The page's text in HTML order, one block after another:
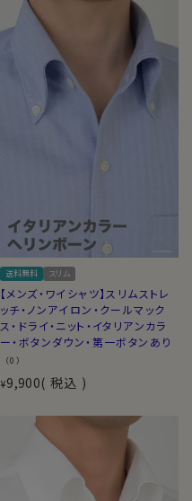
送料無料 スリム
【メンズ・ワイシャツ】スリムストレ
ッチ・ノンアイロン・クールマック
ス・ドライ・ニット・イタリアンカラ
ー・ボタンダウン・第一ボタンあり
（0）
¥9,900 税込